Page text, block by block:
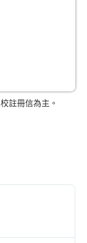
註冊信為主。